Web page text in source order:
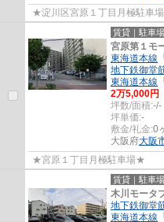
★淀川区宮原１丁目月極駐車
賃貸｜駐車場
宮原第１モ
東海道本線 「
地下鉄御堂
東海道本線 「
2万5,000円
坪数/面積:-/-
坪単価:-
敷金/礼金:0
大阪府大阪
★宮原１丁目月極駐車場★
賃貸｜駐車場
木川モータ
地下鉄御堂
東海道本線 「